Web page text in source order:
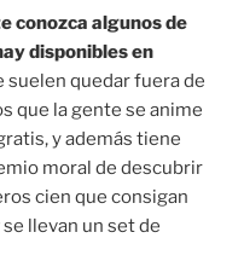
conozca algunos de
disponibles en
suelen quedar fuera de
que la gente se anime
y además tiene
moral de descubrir
cien que consigan
se llevan un set de